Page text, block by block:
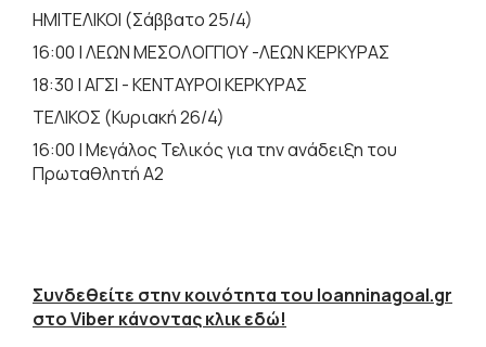
ΗΜΙΤΕΛΙΚΟΙ (Σάββατο 25/4)
16:00 | ΛΕΩΝ ΜΕΣΟΛΟΓΓΙΟΥ -ΛΕΩΝ ΚΕΡΚΥΡΑΣ
18:30 | ΑΓΣΙ - ΚΕΝΤΑΥΡΟΙ ΚΕΡΚΥΡΑΣ
ΤΕΛΙΚΟΣ (Κυριακή 26/4)
16:00 | Μεγάλος Τελικός για την ανάδειξη του
Πρωταθλητή Α2
Συνδεθείτε στην κοινότητα του Ioanninagoal.gr
στο Viber κάνοντας κλικ εδώ!